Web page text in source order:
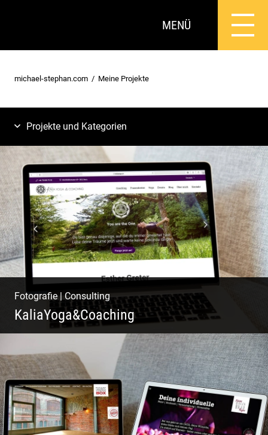
MENÜ
michael-stephan.com Meine Projekte
Projekte und Kategorien
Fotografie | Consulting
KaliaYoga&Coaching
Pint- & Webdesign, Fotografie & Corporate-
Design